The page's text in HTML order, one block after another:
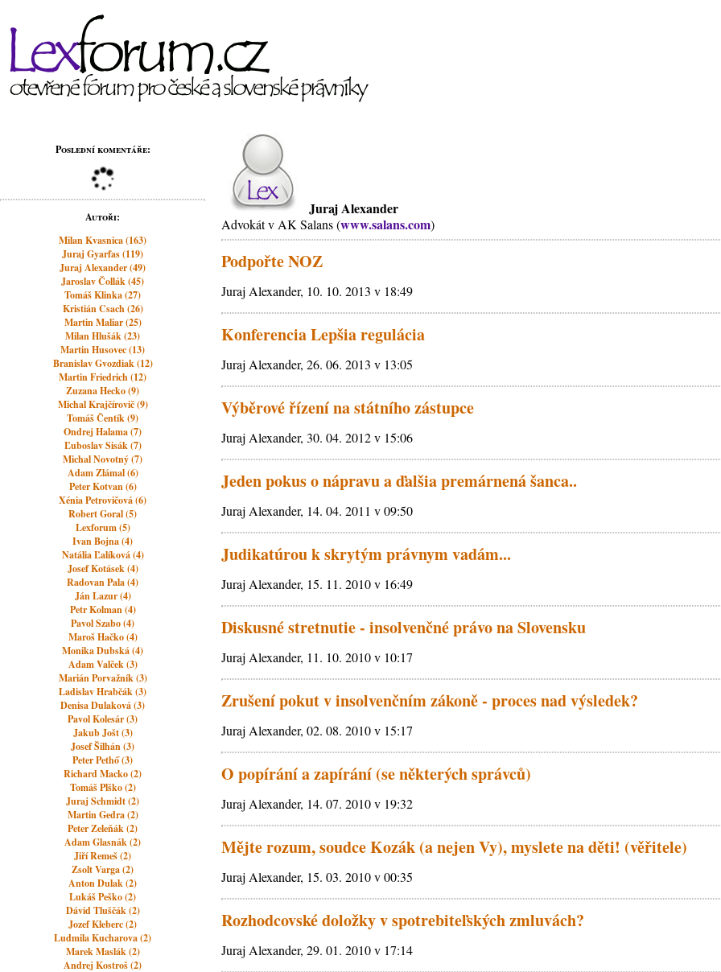
Poslední komentáře:
Autoři:
Milan Kvasnica (163)
Juraj Gyarfas (119)
Juraj Alexander (49)
Jaroslav Čollák (45)
Tomáš Klinka (27)
Kristián Csach (26)
Martin Maliar (25)
Milan Hlušák (23)
Martin Husovec (13)
Branislav Gvozdiak (12)
Martin Friedrich (12)
Zuzana Hecko (9)
Michal Krajčírovič (9)
Tomáš Čentík (9)
Ondrej Halama (7)
Ľuboslav Sisák (7)
Michal Novotný (7)
Adam Zlámal (6)
Peter Kotvan (6)
Xénia Petrovičová (6)
Robert Goral (5)
Lexforum (5)
Ivan Bojna (4)
Natália Ľalíková (4)
Josef Kotásek (4)
Radovan Pala (4)
Ján Lazur (4)
Petr Kolman (4)
Pavol Szabo (4)
Maroš Hačko (4)
Monika Dubská (4)
Adam Valček (3)
Marián Porvažník (3)
Ladislav Hrabčák (3)
Denisa Dulaková (3)
Pavol Kolesár (3)
Jakub Jošt (3)
Josef Šilhán (3)
Peter Pethő (3)
Richard Macko (2)
Tomáš Plško (2)
Juraj Schmidt (2)
Martin Gedra (2)
Peter Zeleňák (2)
Adam Glasnák (2)
Jiří Remeš (2)
Zsolt Varga (2)
Anton Dulak (2)
Lukáš Peško (2)
Dávid Tluščák (2)
Jozef Kleberc (2)
Ludmila Kucharova (2)
Marek Maslák (2)
Andrej Kostroš (2)
Juraj Alexander
Advokát v AK Salans (www.salans.com)
Podpořte NOZ
Juraj Alexander, 10. 10. 2013 v 18:49
Konferencia Lepšia regulácia
Juraj Alexander, 26. 06. 2013 v 13:05
Výběrové řízení na státního zástupce
Juraj Alexander, 30. 04. 2012 v 15:06
Jeden pokus o nápravu a ďalšia premárnená šanca..
Juraj Alexander, 14. 04. 2011 v 09:50
Judikatúrou k skrytým právnym vadám...
Juraj Alexander, 15. 11. 2010 v 16:49
Diskusné stretnutie - insolvenčné právo na Slovensku
Juraj Alexander, 11. 10. 2010 v 10:17
Zrušení pokut v insolvenčním zákoně - proces nad výsledek?
Juraj Alexander, 02. 08. 2010 v 15:17
O popírání a zapírání (se některých správců)
Juraj Alexander, 14. 07. 2010 v 19:32
Mějte rozum, soudce Kozák (a nejen Vy), myslete na děti! (věřitele)
Juraj Alexander, 15. 03. 2010 v 00:35
Rozhodcovské doložky v spotrebiteľských zmluvách?
Juraj Alexander, 29. 01. 2010 v 17:14